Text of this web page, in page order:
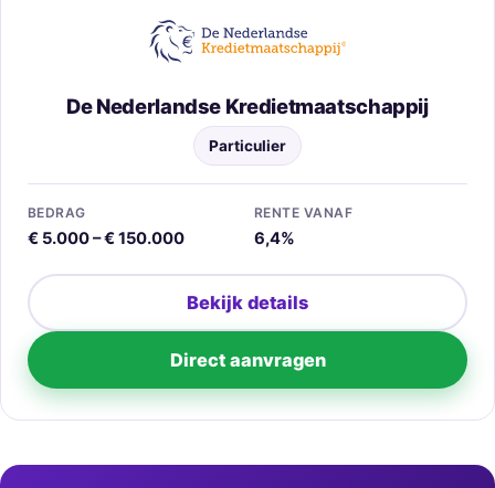
De Nederlandse Kredietmaatschappij
Particulier
BEDRAG
€ 5.000 – € 150.000
RENTE VANAF
6,4%
Bekijk details
Direct aanvragen